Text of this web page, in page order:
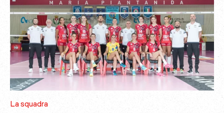
La squadra